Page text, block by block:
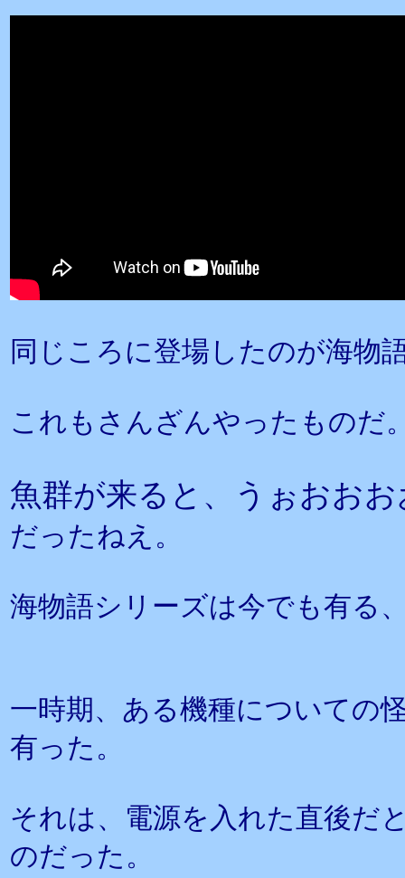
同じころに登場したのが海物
これもさんざんやったものだ
魚群が来ると、うぉおお
だったねえ。
海物語シリーズは今でも有る
一時期、ある機種についての
有った。
それは、電源を入れた直後だ
のだった。